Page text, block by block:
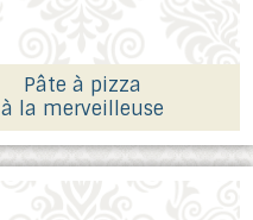
Pâte à pizza
à la merveilleuse